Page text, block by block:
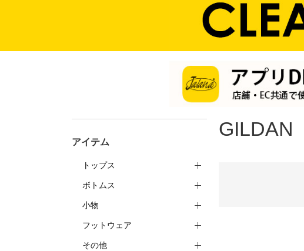
アイテム
トップス
ボトムス
小物
フットウェア
その他
GILDAN